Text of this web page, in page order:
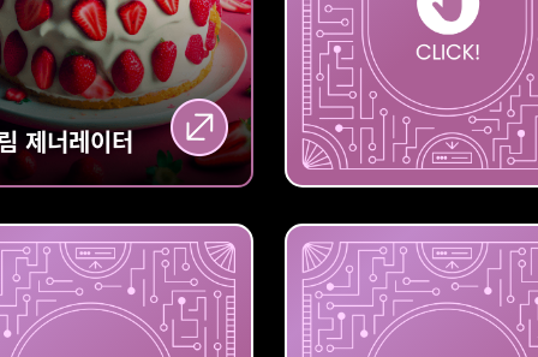
제너레이터 미